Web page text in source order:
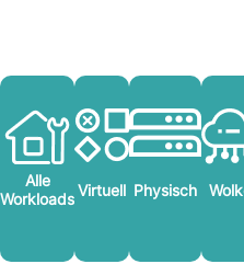
Alle
WorkloadsVirtuell Physisch